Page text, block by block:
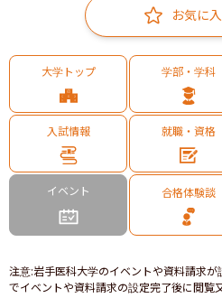
お気に
大学トップ 学部・学科
入試情報 就職・資格
イベント 合格体験談
注意:岩手医科大学のイベントや資料請求
でイベントや資料請求の設定完了後に閲覧